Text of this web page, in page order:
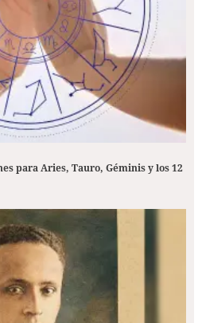
para Aries, Tauro, Géminis y los 12